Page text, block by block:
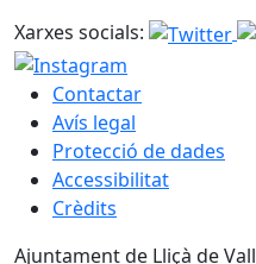
Xarxes socials:
Contactar
Avís legal
Protecció de dades
Accessibilitat
Crèdits
Ajuntament de Lliçà de Vall